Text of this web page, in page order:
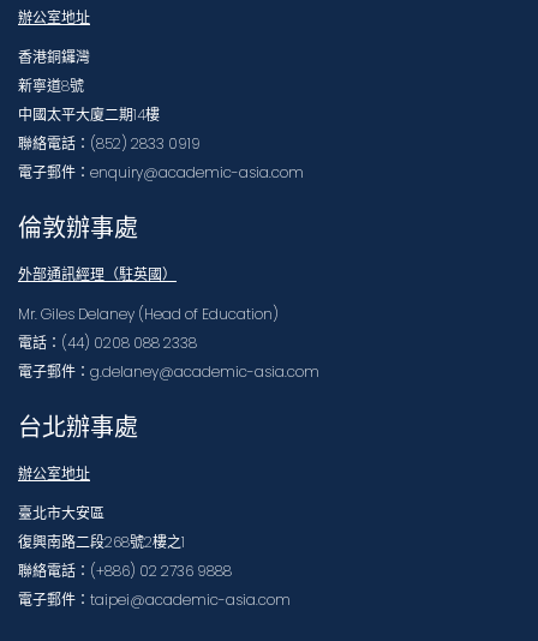
辦公室地址
香港銅鑼灣
新寧道8號
中國太平大廈二期14樓
聯絡電話：(852) 2833 0919
電子郵件：enquiry@academic-asia.com
倫敦辦事處
外部通訊經理（駐英國）
Mr. Giles Delaney (Head of Education)
電話：(44) 0208 088 2338
電子郵件：g.delaney@academic-asia.com
台北辦事處
辦公室地址
臺北市大安區
復興南路二段268號2樓之1
聯絡電話：(+886) 02 2736 9888
電子郵件：taipei@academic-asia.com